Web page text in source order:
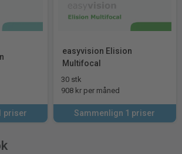
priser
easyvision Elision
Multifocal
30 stk
908 kr per måned
Sammenlign 1 priser